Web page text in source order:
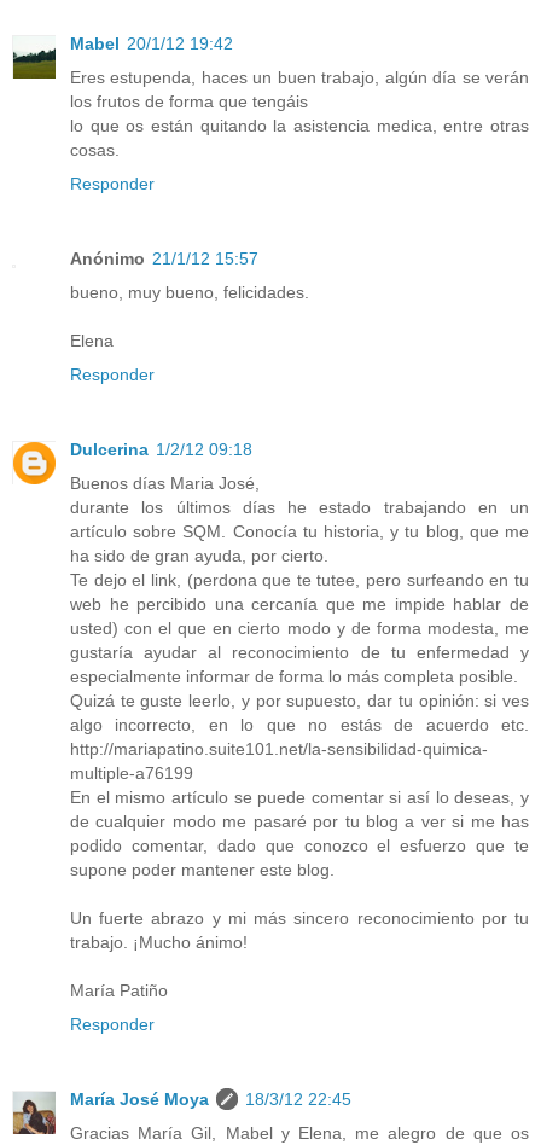
Mabel 20/1/12 19:42
Eres estupenda, haces un buen trabajo, algún día se verán
los frutos de forma que tengáis
lo que os están quitando la asistencia medica, entre otras
cosas.
Responder
Anónimo 21/1/12 15:57
bueno, muy bueno, felicidades.
Elena
Responder
Dulcerina 1/2/12 09:18
Buenos días Maria José,
durante los últimos días he estado trabajando en un
artículo sobre SQM. Conocía tu historia, y tu blog, que me
ha sido de gran ayuda, por cierto.
Te dejo el link, (perdona que te tutee, pero surfeando en tu
web he percibido una cercanía que me impide hablar de
usted) con el que en cierto modo y de forma modesta, me
gustaría ayudar al reconocimiento de tu enfermedad y
especialmente informar de forma lo más completa posible.
Quizá te guste leerlo, y por supuesto, dar tu opinión: si ves
algo incorrecto, en lo que no estás de acuerdo etc.
http://mariapatino.suite101.net/la-sensibilidad-quimica-
multiple-a76199
En el mismo artículo se puede comentar si así lo deseas, y
de cualquier modo me pasaré por tu blog a ver si me has
podido comentar, dado que conozco el esfuerzo que te
supone poder mantener este blog.
Un fuerte abrazo y mi más sincero reconocimiento por tu
trabajo. ¡Mucho ánimo!
María Patiño
Responder
María José Moya
18/3/12 22:45
Gracias María Gil, Mabel y Elena, me alegro de que os